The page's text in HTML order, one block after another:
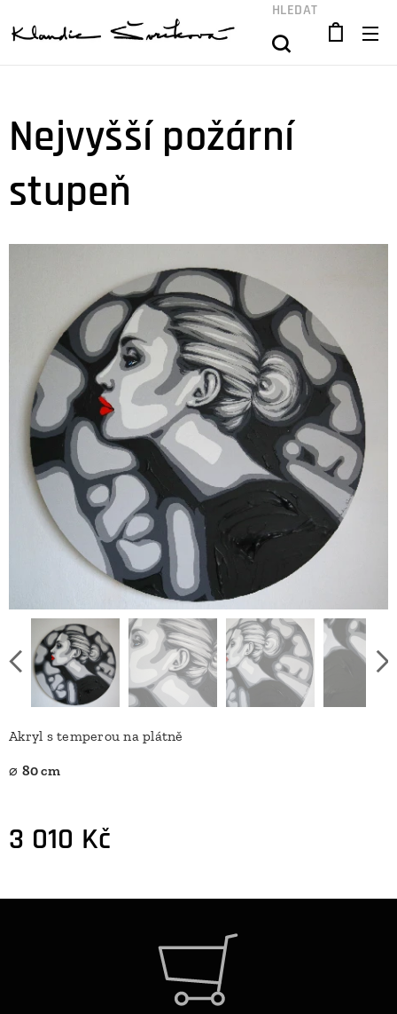
HLEDAT
Nejvyšší požární
stupeň
Akryl s temperou na plátně
⌀ 80 cm
3 010 Kč